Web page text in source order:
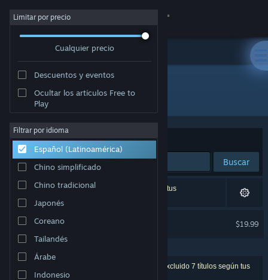
Iniciar sesión
Acerca de
Soporte
Cambiar idioma
Obtener la aplicación de Steam Mobile
Ver versión clásica
Limitar por precio
Cualquier precio
Descuentos y eventos
Ocultar los artículos Free to
Play
Filtrar por idioma
Español (Latinoamérica)
Chino simplificado
Chino tradicional
Japonés
Coreano
Tailandés
Árabe
Indonesio
"Wicked Seed"
Ordenar por Relevancia
Buscar
1 coincidencia exacta, censurada de acuerdo a tus
preferencias.
$19.99
EXCLUIDO POR LAS PREFERENCIAS
1 resultado coincide con la búsqueda. Se han excluido 7 títulos según tus
preferencias.